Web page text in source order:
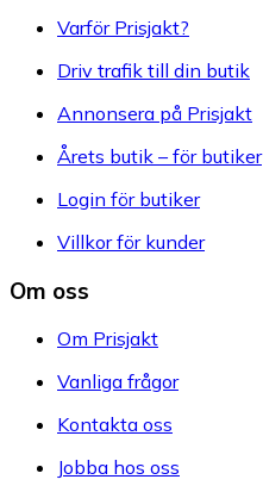
Varför Prisjakt?
Driv trafik till din butik
Annonsera på Prisjakt
Årets butik – för butiker
Login för butiker
Villkor för kunder
Om oss
Om Prisjakt
Vanliga frågor
Kontakta oss
Jobba hos oss